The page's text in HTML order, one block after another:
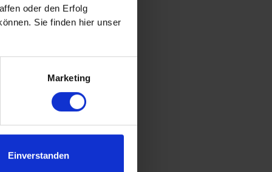
oder den Erfolg
Sie finden hier unser
Marketing
Einverstanden
möchten.